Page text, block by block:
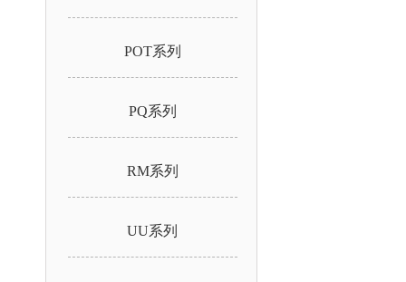
POT系列
PQ系列
RM系列
UU系列